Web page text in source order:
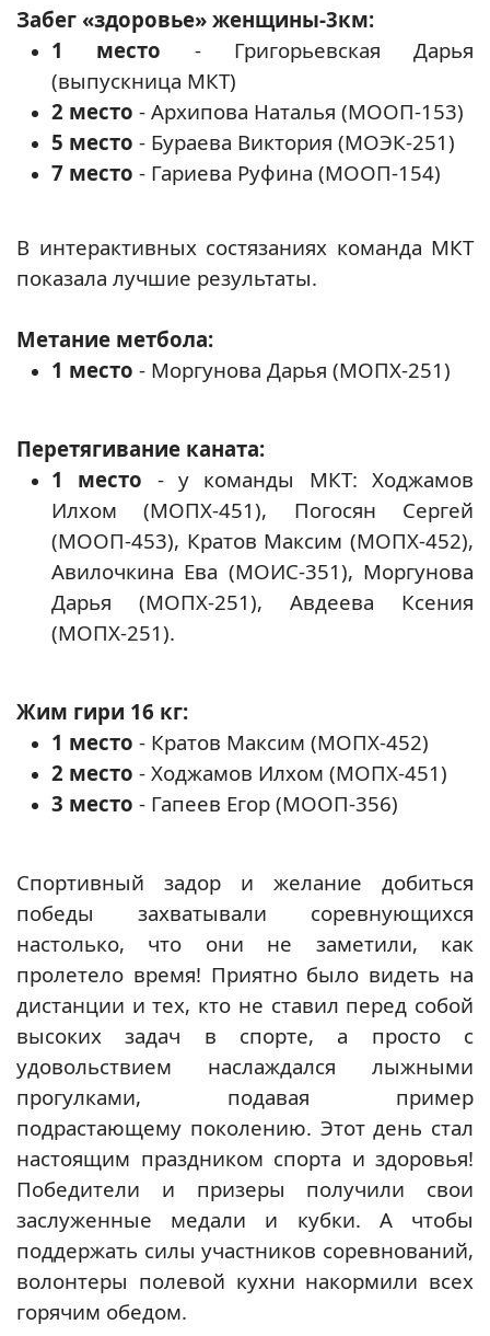
Забег «здоровье» женщины-3км:
1 место - Григорьевская Дарья
(выпускница МКТ)
2 место - Архипова Наталья (МООП-153)
5 место - Бураева Виктория (МОЭК-251)
7 место - Гариева Руфина (МООП-154)
В интерактивных состязаниях команда МКТ
показала лучшие результаты.
Метание метбола:
1 место - Моргунова Дарья (МОПХ-251)
Перетягивание каната:
1 место - у команды МКТ: Ходжамов
Илхом (МОПХ-451), Погосян Сергей
(МООП-453), Кратов Максим (МОПХ-452),
Авилочкина Ева (МОИС-351), Моргунова
Дарья (МОПХ-251), Авдеева Ксения
(МОПХ-251).
Жим гири 16 кг:
1 место - Кратов Максим (МОПХ-452)
2 место - Ходжамов Илхом (МОПХ-451)
3 место - Гапеев Егор (МООП-356)
Спортивный задор и желание добиться
победы захватывали соревнующихся
настолько, что они не заметили, как
пролетело время! Приятно было видеть на
дистанции и тех, кто не ставил перед собой
высоких задач в спорте, а просто с
удовольствием наслаждался лыжными
прогулками, подавая пример
подрастающему поколению. Этот день стал
настоящим праздником спорта и здоровья!
Победители и призеры получили свои
заслуженные медали и кубки. А чтобы
поддержать силы участников соревнований,
волонтеры полевой кухни накормили всех
горячим обедом.